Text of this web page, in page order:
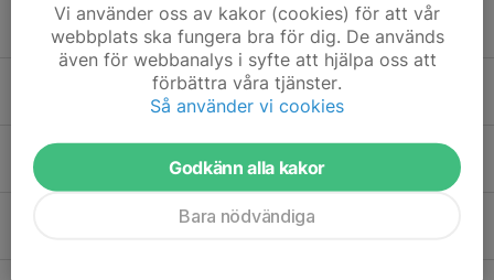
Kaan Berk
Kevin Madsen
Ming Huayna Mulato
Vi använder oss av kakor (cookies) för att vår
webbplats ska fungera bra för dig. De används
även för webbanalys i syfte att hjälpa oss att
förbättra våra tjänster.
Så använder vi cookies
Godkänn alla kakor
Bara nödvändiga